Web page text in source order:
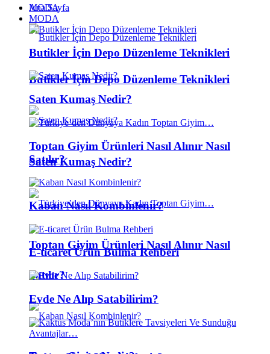
MODA
Butikler İçin Depo Düzenleme Teknikleri
Saten Kumaş Nedir?
Toptan Giyim Ürünleri Nasıl Alınır Nasıl
Satılır?
Ana Sayfa
MODA
Butikler İçin Depo Düzenleme Teknikleri
Saten Kumaş Nedir?
Toptan Giyim Ürünleri Nasıl Alınır Nasıl
Satılır?
Kaban Nasıl Kombinlenir?
E-ticaret Ürün Bulma Rehberi
Evde Ne Alıp Satabilirim?